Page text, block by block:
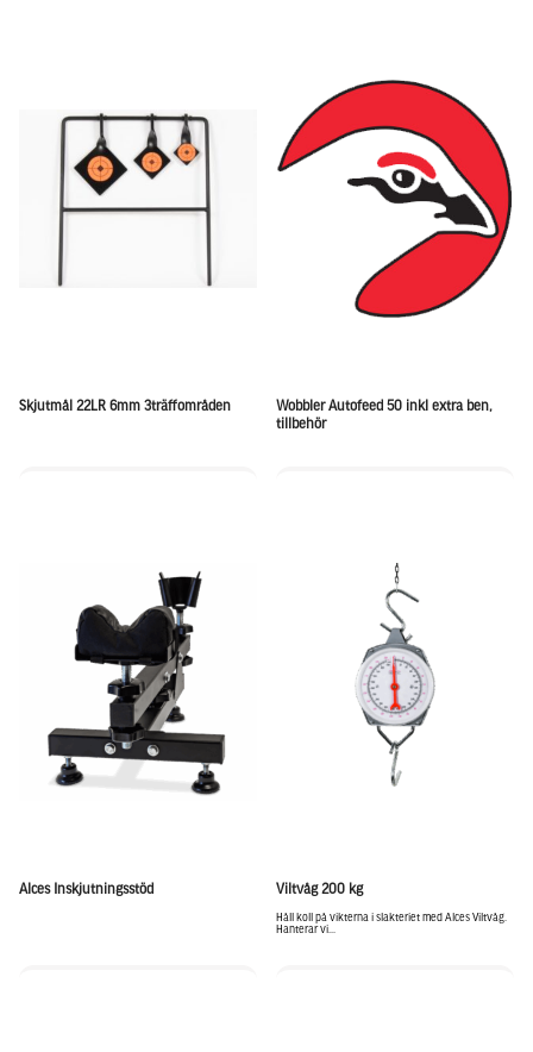
Skjutmål 22LR 6mm 3träffområden
Wobbler Autofeed 50 inkl extra ben,
tillbehör
Alces Inskjutningsstöd Viltvåg 200 kg
Håll koll på vikterna i slakteriet med Alces Viltvåg.
Hanterar vi...